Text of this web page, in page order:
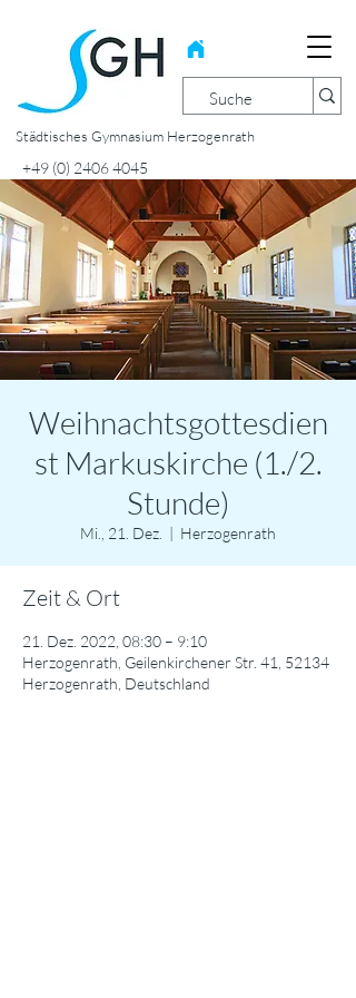
Städtisches Gymnasium Herzogenrath
+49 (0) 2406 4045
Weihnachtsgottesdien
st Markuskirche (1./2.
Stunde)
Mi., 21. Dez.
  |
Herzogenrath
Zeit & Ort
21. Dez. 2022, 08:30 – 9:10
Herzogenrath, Geilenkirchener Str. 41, 52134
Herzogenrath, Deutschland